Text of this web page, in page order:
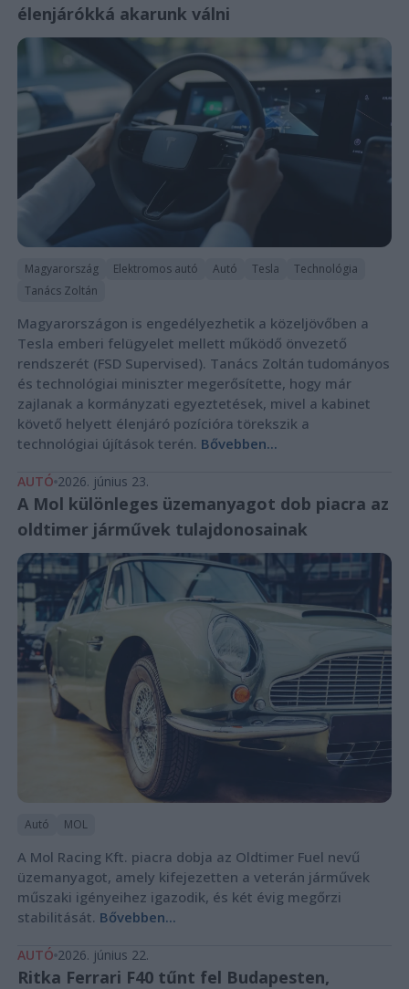
élenjárókká akarunk válni
Magyarország Elektromos autó Autó Tesla
Technológia
Tanács Zoltán
Magyarországon is engedélyezhetik a közeljövőben a
Tesla emberi felügyelet mellett működő önvezető
rendszerét (FSD Supervised). Tanács Zoltán tudományos
és technológiai miniszter megerősítette, hogy már
zajlanak a kormányzati egyeztetések, mivel a kabinet
követő helyett élenjáró pozícióra törekszik a
technológiai újítások terén. Bővebben...
AUTÓ 2026. június 23.
A Mol különleges üzemanyagot dob piacra az
oldtimer járművek tulajdonosainak
Autó MOL
A Mol Racing Kft. piacra dobja az Oldtimer Fuel nevű
üzemanyagot, amely kifejezetten a veterán járművek
műszaki igényeihez igazodik, és két évig megőrzi
stabilitását. Bővebben...
AUTÓ 2026. június 22.
Ritka Ferrari F40 tűnt fel Budapesten,